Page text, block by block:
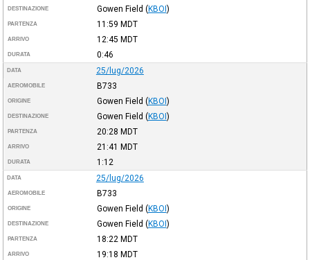
DESTINAZIONE Gowen Field (KBOI )
PARTENZA 11:59 MDT
ARRIVO 12:45 MDT
DURATA 0:46
DATA 25/lug/2026
AEROMOBILE B733
ORIGINE Gowen Field (KBOI )
DESTINAZIONE Gowen Field (KBOI )
PARTENZA 20:28 MDT
ARRIVO 21:41 MDT
DURATA 1:12
DATA 25/lug/2026
AEROMOBILE B733
ORIGINE Gowen Field (KBOI )
DESTINAZIONE Gowen Field (KBOI )
PARTENZA 18:22 MDT
ARRIVO 19:18 MDT